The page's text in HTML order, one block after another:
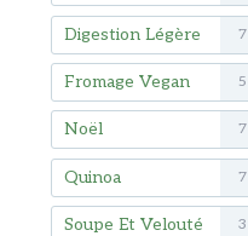
Digestion Légère 7
Fromage Vegan 5
Noël 7
Quinoa 7
Soupe Et Velouté 3